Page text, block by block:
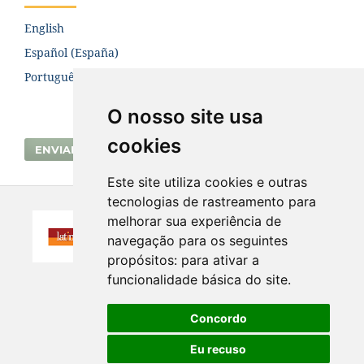
O nosso site usa
cookies
Este site utiliza cookies e outras
tecnologias de rastreamento para
melhorar sua experiência de
navegação para os seguintes
propósitos: para ativar a
funcionalidade básica do site.
Concordo
Eu recuso
English
Español (España)
Português (Brasil)
ENVIAR SUBMISSÃO